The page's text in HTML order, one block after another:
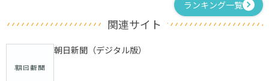
ランキング一覧
関連サイト
朝日新聞（デジタル版）